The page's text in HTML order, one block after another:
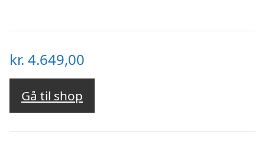
kr. 4.649,00
Gå til shop